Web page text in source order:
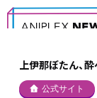
上伊那ぼたん、
公式サイト